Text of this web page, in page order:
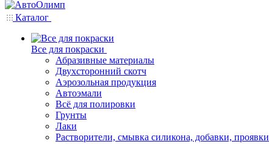
Каталог
Все для покраски
Абразивные материалы
Двухсторонний скотч
Аэрозольная продукция
Автоэмали
Всё для полировки
Грунты
Лаки
Растворители, смывка силикона, добавки, проявки